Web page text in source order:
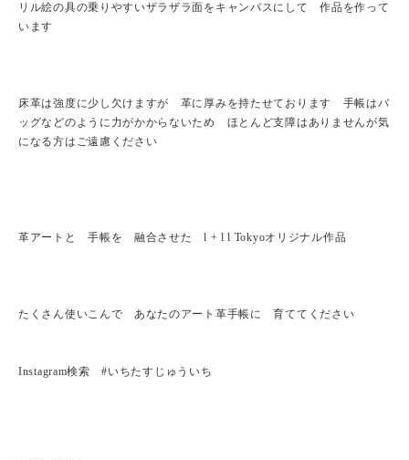
リル絵の具の乗りやすいザラザラ面をキャンバスにして 作品を作って
います
床革は強度に少し欠けますが 革に厚みを持たせております 手帳はバ
ッグなどのように力がかからないため ほとんど支障はありませんが気
になる方はご遠慮ください
革アートと 手帳を 融合させた l + l l Tokyoオリジナル作品
たくさん使いこんで あなたのアート革手帳に 育ててください
Instagram検索 #いちたすじゅういち